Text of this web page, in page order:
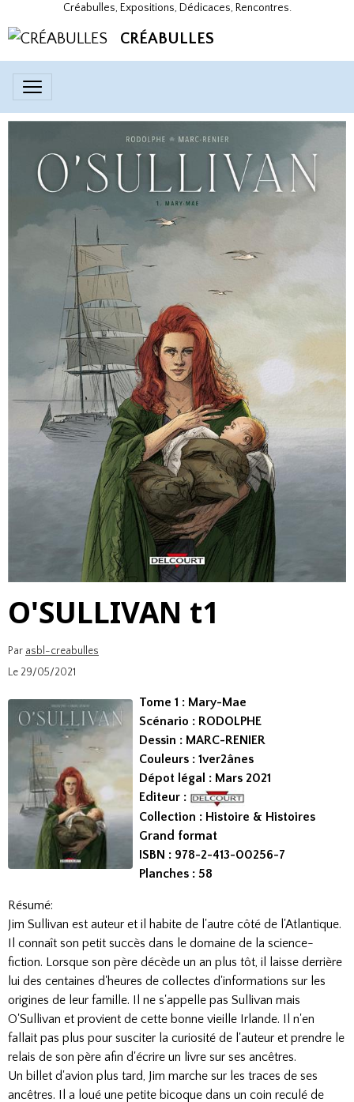
Créabulles, Expositions, Dédicaces, Rencontres.
CRÉABULLES
O'SULLIVAN t1
Par asbl-creabulles
Le 29/05/2021
Tome 1 : Mary-Mae
Scénario : RODOLPHE
Dessin : MARC-RENIER
Couleurs : 1ver2ânes
Dépot légal : Mars 2021
Editeur :
Collection : Histoire & Histoires
Grand format
ISBN : 978-2-413-00256-7
Planches : 58
Résumé:
Jim Sullivan est auteur et il habite de l'autre côté de l'Atlantique.
Il connaît son petit succès dans le domaine de la science-
fiction. Lorsque son père décède un an plus tôt, il laisse derrière
lui des centaines d'heures de collectes d'informations sur les
origines de leur famille. Il ne s'appelle pas Sullivan mais
O'Sullivan et provient de cette bonne vieille Irlande. Il n'en
fallait pas plus pour susciter la curiosité de l'auteur et prendre le
relais de son père afin d'écrire un livre sur ses ancêtres.
Un billet d'avion plus tard, Jim marche sur les traces de ses
ancêtres. Il a loué une petite bicoque dans un coin reculé de